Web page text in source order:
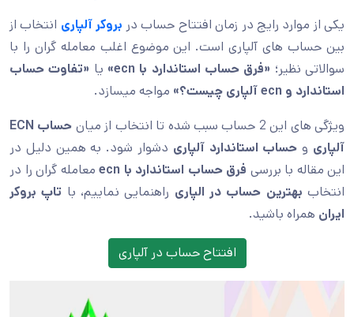
یکی از موارد رایج در زمان افتتاح حساب در بروکر آلپاری انتخاب از
بین حساب های آلپاری است. این موضوع اغلب معامله گران را با
سوالاتی نظیر؛ «فرق حساب استاندارد با ecn» یا «تفاوت حساب
استاندارد و ecn آلپاری چیست؟»
مواجه میسازد.
ویژگی های این 2 حساب سبب شده تا انتخاب از میان
حساب ECN
آلپاری و حساب استاندارد آلپاری دشوار شود. به همین دلیل در
این مقاله با بررسی فرق حساب استاندارد با ecn
معامله گران را در
انتخاب بهترین حساب در الپاری راهنمایی نماییم، با تاپ بروکر
ایران همراه باشید.
افتتاح حساب در آلپاری